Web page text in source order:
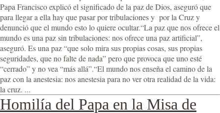
Papa Francisco explicó el significado de la paz de Dios, aseguró que
para llegar a ella hay que pasar por tribulaciones y por la Cruz y
denunció que el mundo esto lo quiere ocultar.“La paz que nos ofrece el
mundo es una paz sin tribulaciones: nos ofrece una paz artificial”,
aseguró. Es una paz “que solo mira sus propias cosas, sus propias
seguridades, que no falte de nada” pero que provoca que uno esté
“cerrado” y no vea “más allá”.“El mundo nos enseña el camino de la
paz con la anestesia: nos anestesia para no ver otra realidad de la vida:
la cruz. ...
Homilía del Papa en la Misa de